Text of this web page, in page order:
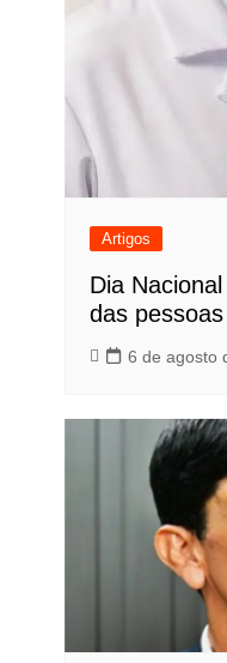
Artigos
Dia
das
6 de agosto